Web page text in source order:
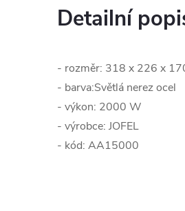
Detailní
- rozměr: 318 x 226 x
- barva:Světlá nerez ocel
- výkon: 2000 W
- výrobce: JOFEL
- kód: AA15000